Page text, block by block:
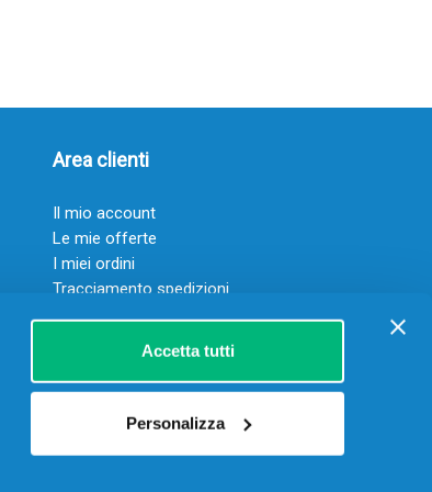
Accetta tutti
Personalizza
Area clienti
Il mio account
Le mie offerte
I miei ordini
Tracciamento spedizioni
Resi
Servizio clienti